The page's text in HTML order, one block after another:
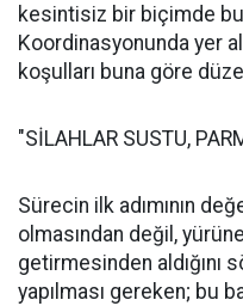
kesintisiz bir biçimde
Koordinasyonunda yer
koşulları buna göre
"SİLAHLAR SUSTU,
Sürecin ilk adımının
olmasından değil,
getirmesinden aldığını
yapılması gereken; bu